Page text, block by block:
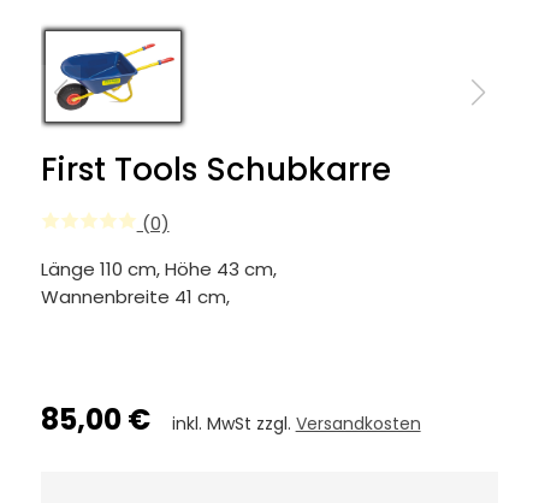
First Tools Schubkarre
(0)
Länge 110 cm, Höhe 43 cm,
Wannenbreite 41 cm,
85,00 € inkl. MwSt zzgl. Versandkosten